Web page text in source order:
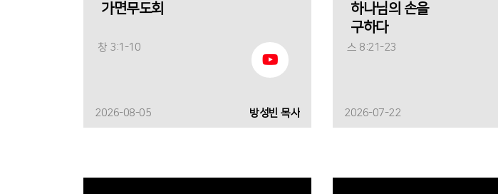
가면무도회
창 3:1-10
2026-08-05 방성빈 목사
하나님의 손을
구하다
스 8:21-23
2026-07-22